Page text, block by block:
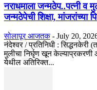
नराधमाला जन्मठेप..पत्नी व
जन्मठेपेची शिक्षा, मांजरांच्या
सोलापूर आजतक - July 20,
नंदेश्वर / प्रतिनिधी : सिद्धनकेरी
मुलीचा निर्घृण खून केल्याप्रकरणी
येथील अतिरिक्त...